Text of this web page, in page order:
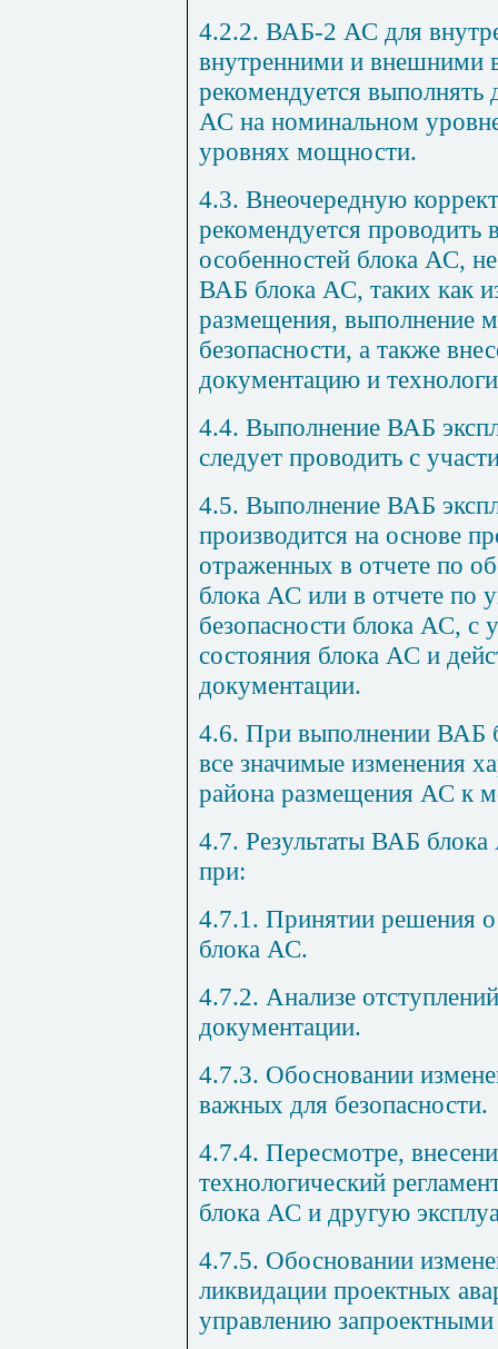
4.2.2. ВАБ-2 АС для
внутренними и внешними
рекомендуется
АС на номинальном
уровнях мощности.
4.3. Внеочередную
рекомендуется проводить
особенностей блока АС,
ВАБ блока АС, таких как
размещения, выполнение
безопасности, а также
документацию и
4.4. Выполнение ВАБ
следует проводить с
4.5. Выполнение ВАБ
производится на основе
отраженных в отчете по
блока АС или в отчете по
безопасности блока АС, с
состояния блока АС и
документации.
4.6. При выполнении ВАБ
все значимые изменения
района размещения АС к
4.7. Результаты ВАБ
при:
4.7.1. Принятии решения
блока АС.
4.7.2. Анализе
документации.
4.7.3. Обосновании
важных для безопасности.
4.7.4. Пересмотре,
технологический
блока АС и другую
4.7.5. Обосновании
ликвидации проектных
управлению